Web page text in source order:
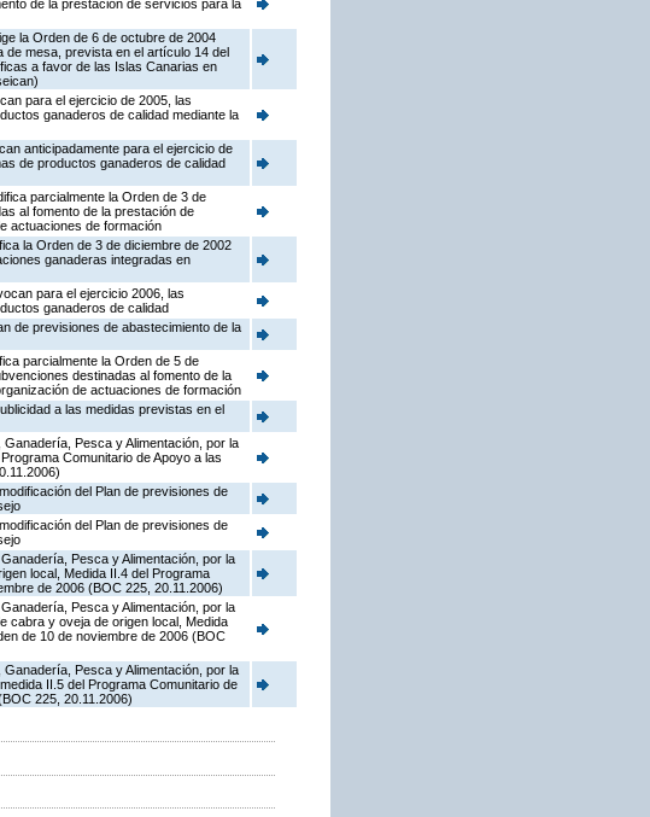
de la prestación de servicios para la
la Orden de 6 de octubre de 2004
mesa, prevista en el artículo 14 del
a favor de las Islas Canarias en
para el ejercicio de 2005, las
ganaderos de calidad mediante la
anticipadamente para el ejercicio de
de productos ganaderos de calidad
parcialmente la Orden de 3 de
al fomento de la prestación de
actuaciones de formación
la Orden de 3 de diciembre de 2002
ganaderas integradas en
para el ejercicio 2006, las
ganaderos de calidad
de previsiones de abastecimiento de la
parcialmente la Orden de 5 de
destinadas al fomento de la
de actuaciones de formación
a las medidas previstas en el
Pesca y Alimentación, por la
Comunitario de Apoyo a las
del Plan de previsiones de
del Plan de previsiones de
Pesca y Alimentación, por la
local, Medida II.4 del Programa
de 2006 (BOC 225, 20.11.2006)
Pesca y Alimentación, por la
cabra y oveja de origen local, Medida
de 10 de noviembre de 2006 (BOC
Pesca y Alimentación, por la
II.5 del Programa Comunitario de
225, 20.11.2006)